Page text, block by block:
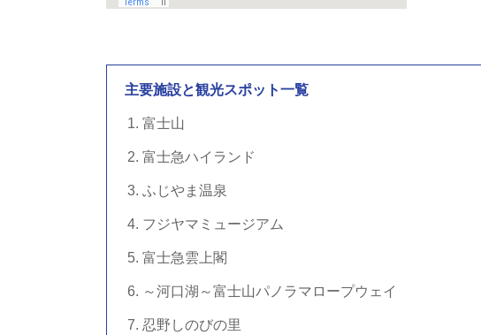
主要施設と観光スポット一覧
富士山
富士急ハイランド
ふじやま温泉
フジヤマミュージアム
富士急雲上閣
～河口湖～富士山パノラマロープウェイ
忍野しのびの里